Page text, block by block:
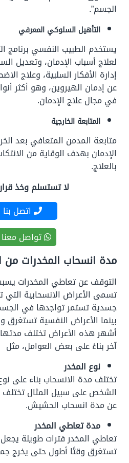
الجسم”.
التأهيل السلوكي المعرفي
يستخدم الطبيب النفسي برنامج
لعلاج أسباب الإدمان، وتعديل
إدارة الأفكار السلبية، وعلاج
عن إدمان الهيروين، وهو أكثر
في مجال علاج الإدمان.
المتابعة الخارجية
متابعة المدمن المتعافي بعد
الإدمان بهدف الوقاية من
بالعلاج.
لا تستسلم وخذ
اتصل بنا
تواصل
مدة انسحاب المخدرات
التوقف عن تعاطي المخدرات
تسمى الأعراض الانسحابية
جسدية تستمر تواجدها في
أشهر هذه الأعراض تختلف
آخر بناءً على بعض العوامل، مثل
نوع المخدر
تختلف مدة الانسحاب بناء على
الشخص على سبيل المثال تختلف
عن مدة انسحاب الحشيش.
مدة تعاطي المخدر
تعاطي المخدر فترات طويلة يجعل
تستغرق وقتًا أطول حتى يخرج